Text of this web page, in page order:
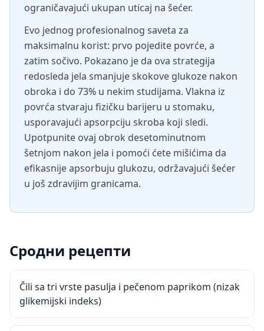
ograničavajući ukupan uticaj na šećer.
Evo jednog profesionalnog saveta za
maksimalnu korist: prvo pojedite povrće, a
zatim sočivo. Pokazano je da ova strategija
redosleda jela smanjuje skokove glukoze nakon
obroka i do 73% u nekim studijama. Vlakna iz
povrća stvaraju fizičku barijeru u stomaku,
usporavajući apsorpciju skroba koji sledi.
Upotpunite ovaj obrok desetominutnom
šetnjom nakon jela i pomoći ćete mišićima da
efikasnije apsorbuju glukozu, održavajući šećer
u još zdravijim granicama.
Сродни рецепти
Čili sa tri vrste pasulja i pečenom paprikom (nizak
glikemijski indeks)